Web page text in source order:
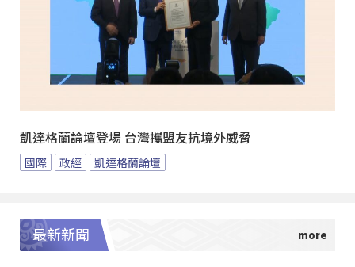
凱達格蘭論壇登場 台灣攜盟友抗境外威脅
國際 政經 凱達格蘭論壇
最新新聞